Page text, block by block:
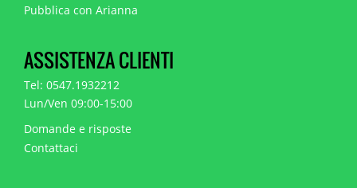
Pubblica con Arianna
ASSISTENZA CLIENTI
Tel: 0547.1932212
Lun/Ven 09:00-15:00
Domande e risposte
Contattaci